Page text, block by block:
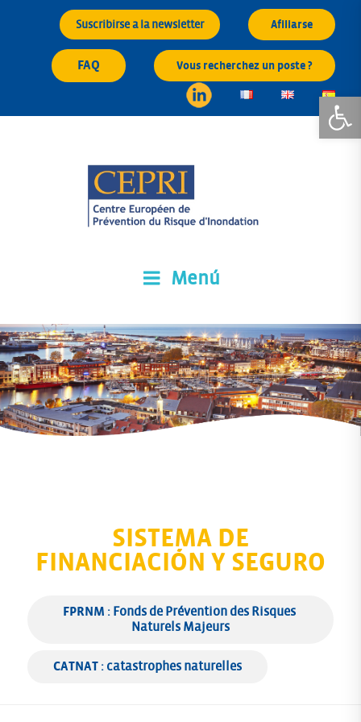
Abrir
contenido
Suscribirse a la newsletter Afiliarse
FAQ Vous recherchez un poste ?
Menú
SISTEMA DE
FINANCIACIÓN Y SEGURO
FPRNM : Fonds de Prévention des Risques
Naturels Majeurs
CATNAT : catastrophes naturelles